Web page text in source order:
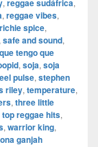
, reggae sudáfrica,
, reggae vibes,
richie spice,
safe and sound,
tengo que
, soja, soja
pulse, stephen
riley, temperature,
, three little
top reggae hits,
, warrior king,
ganjah